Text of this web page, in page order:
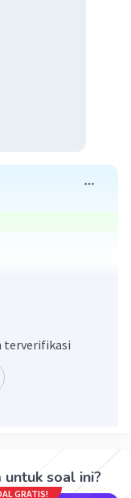
objek yang
4.
terverifikasi
soal ini?
GRATIS!